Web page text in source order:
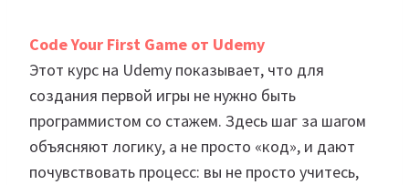
Code Your First Game от Udemy
Этот курс на Udemy показывает, что для
создания первой игры не нужно быть
программистом со стажем. Здесь шаг за шагом
объясняют логику, а не просто «код», и дают
почувствовать процесс: вы не просто учитесь,